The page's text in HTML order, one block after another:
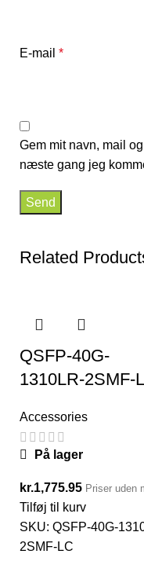
E-mail *
Gem mit navn, mail
næste gang jeg
Related
QSFP-40G-
1310LR-2SMF-
Accessories
På lager
kr.1,775.95 Priser uden
Tilføj til kurv
SKU: QSFP-40G-
2SMF-LC